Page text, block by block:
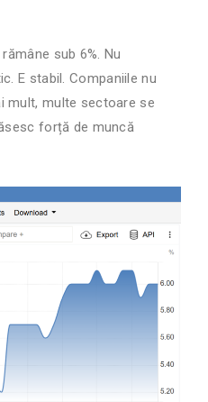
sub 6%. Nu
E stabil. Companiile nu
mult, multe sectoare se
forță de muncă